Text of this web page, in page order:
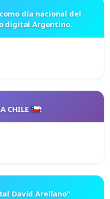
día nacional del
digital Argentino.
A CHILE 🇨🇱!
David Arellano"